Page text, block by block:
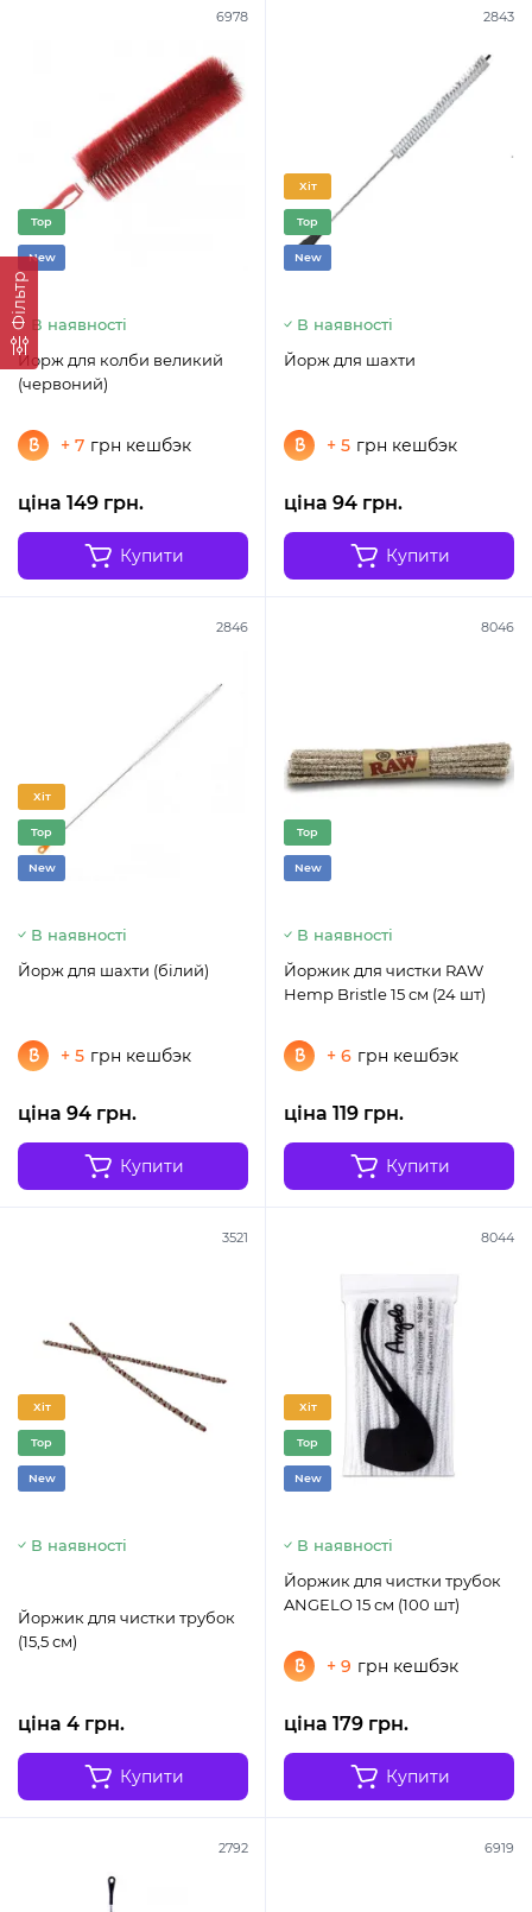
Фільтр
6978
Top
New
В наявності
Йорж для колби великий
(червоний)
+ 7 грн кешбэк
ціна 149 грн.
Купити
2843
Хіт
Top
New
В наявності
Йорж для шахти
+ 5 грн кешбэк
ціна 94 грн.
Купити
2846
Хіт
Top
New
В наявності
Йорж для шахти (білий)
+ 5 грн кешбэк
ціна 94 грн.
Купити
8046
Top
New
В наявності
Йоржик для чистки RAW
Hemp Bristle 15 см (24 шт)
+ 6 грн кешбэк
ціна 119 грн.
Купити
3521
Хіт
Top
New
В наявності
Йоржик для чистки трубок
(15,5 см)
ціна 4 грн.
Купити
8044
Хіт
Top
New
В наявності
Йоржик для чистки трубок
ANGELO 15 см (100 шт)
+ 9 грн кешбэк
ціна 179 грн.
Купити
2792 6919